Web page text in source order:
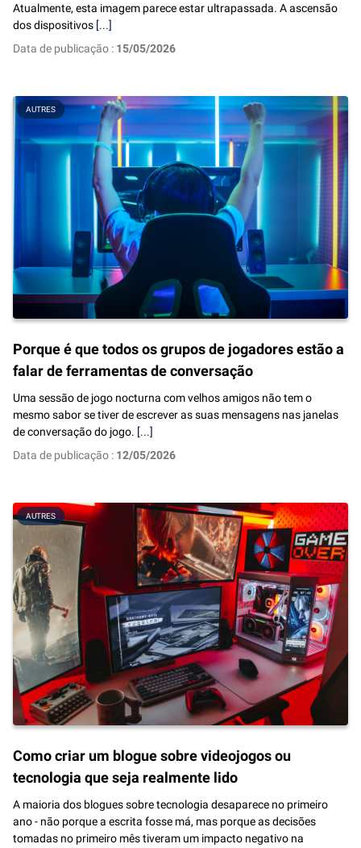
Atualmente, esta imagem parece estar ultrapassada. A ascensão
dos dispositivos [...]
Data de publicação : 15/05/2026
AUTRES
Porque é que todos os grupos de jogadores estão a
falar de ferramentas de conversação
Uma sessão de jogo nocturna com velhos amigos não tem o
mesmo sabor se tiver de escrever as suas mensagens nas janelas
de conversação do jogo. [...]
Data de publicação : 12/05/2026
AUTRES
Como criar um blogue sobre videojogos ou
tecnologia que seja realmente lido
A maioria dos blogues sobre tecnologia desaparece no primeiro
ano - não porque a escrita fosse má, mas porque as decisões
tomadas no primeiro mês tiveram um impacto negativo na